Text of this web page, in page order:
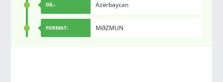
DİL: Azərbaycan
FORMAT: MƏZMUN